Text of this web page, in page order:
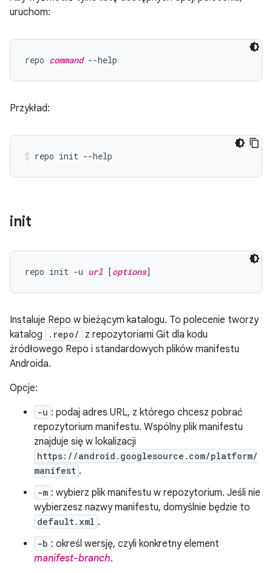
uruchom:
repo command
Przykład:
init
repo init -u url [options
Instaluje Repo w bieżącym katalogu. To polecenie tworzy
katalog
.repo/
z repozytoriami Git dla kodu
źródłowego Repo i standardowych plików manifestu
Androida.
Opcje:
-u : podaj adres URL, z którego chcesz pobrać
repozytorium manifestu. Wspólny plik manifestu
znajduje się w lokalizacji
https://android.googlesource.com/platform/
manifest .
-m : wybierz plik manifestu w repozytorium. Jeśli nie
wybierzesz nazwy manifestu, domyślnie będzie to
default.xml .
-b : określ wersję, czyli konkretny element
manifest-branch.